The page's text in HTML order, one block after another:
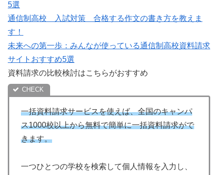
5選
通信制高校 入試対策 合格する作文の書き方を教えま
す！
未来への第一歩：みんなが使っている通信制高校資料請求
サイトおすすめ5選
資料請求の比較検討はこちらがおすすめ
一括資料請求サービスを使えば、全国のキャンパ
ス1000校以上から無料で簡単に一括資料請求がで
きます。
一つひとつの学校を検索して個人情報を入力し、